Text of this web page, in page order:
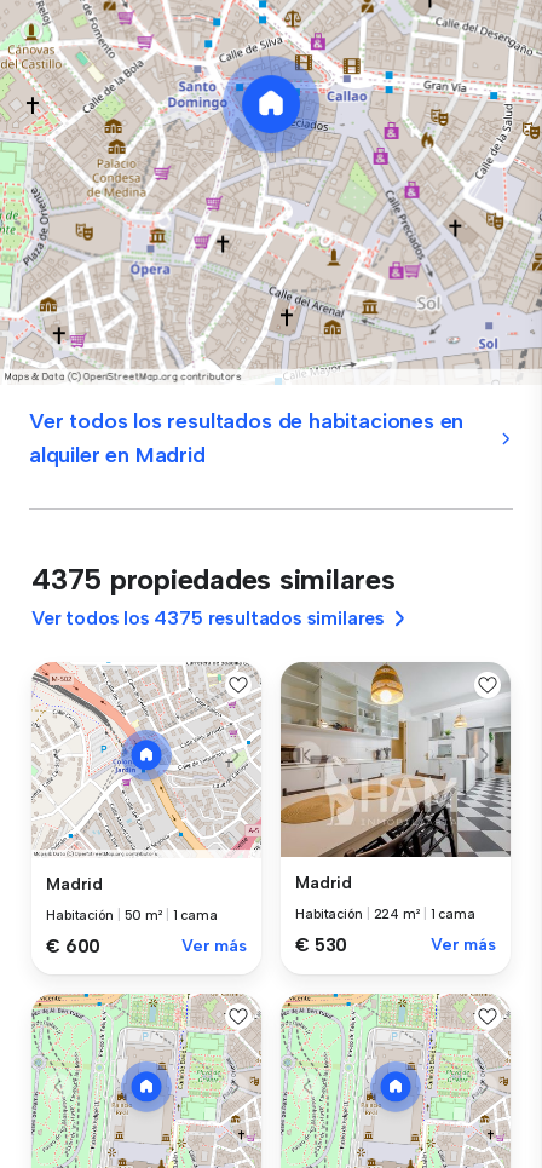
Ver todos los resultados de habitaciones en
alquiler en Madrid
4375 propiedades similares
Ver todos los 4375 resultados similares
Madrid
Habitación 50 m² 1 cama
€ 600 Ver más
Madrid
Habitación 224 m² 1 cama
€ 530 Ver más